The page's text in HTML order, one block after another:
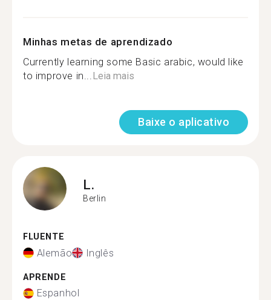
Minhas metas de aprendizado
Currently learning some Basic arabic, would like
to improve in...Leia mais
Baixe o aplicativo
L.
Berlin
FLUENTE
Alemão Inglês
APRENDE
Espanhol